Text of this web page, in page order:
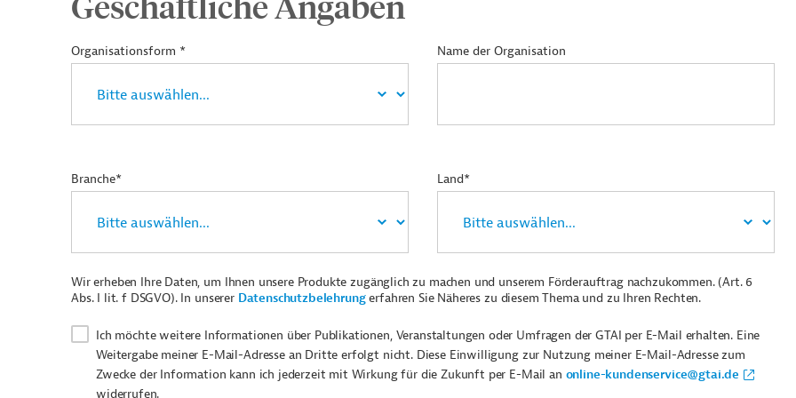
Organisationsform * Name der Organisation
Branche* Land*
Wir erheben Ihre Daten, um Ihnen unsere Produkte zugänglich zu machen und unserem Förderauftrag nachzukommen. (Art. 6
Abs. I lit. f DSGVO). In unserer Datenschutzbelehrungerfahren Sie Näheres zu diesem Thema und zu Ihren Rechten.
Ich möchte weitere Informationen über Publikationen, Veranstaltungen oder Umfragen der GTAI per E-Mail erhalten. Eine
Weitergabe meiner E-Mail-Adresse an Dritte erfolgt nicht. Diese Einwilligung zur Nutzung meiner E-Mail-Adresse zum
Zwecke der Information kann ich jederzeit mit Wirkung für die Zukunft per E-Mail an online-kundenservice@gtai.de
widerrufen.